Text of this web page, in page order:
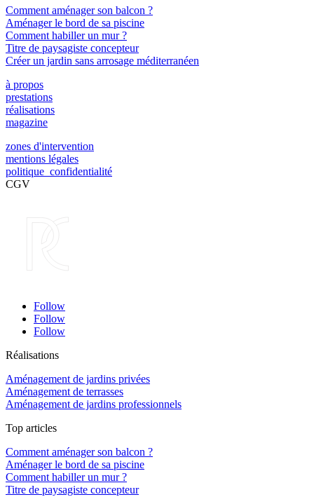
Comment aménager son balcon ?
Aménager le bord de sa piscine
Comment habiller un mur ?
Titre de paysagiste concepteur
Créer un jardin sans arrosage méditerranéen
à propos
prestations
réalisations
magazine
zones d'intervention
mentions légales
politique confidentialité
CGV
Follow
Follow
Follow
Réalisations
Aménagement de jardins privées
Aménagement de terrasses
Aménagement de jardins professionnels
Top articles
Comment aménager son balcon ?
Aménager le bord de sa piscine
Comment habiller un mur ?
Titre de paysagiste concepteur